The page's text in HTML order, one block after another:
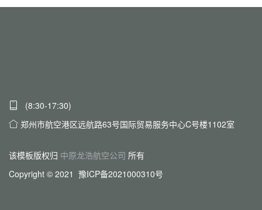
(8:30-17:30)
郑州市航空港区远航路63号国际贸易服务中心C号楼1102室
该模板版权归 中原龙浩航空公司 所有
Copyright © 2021 豫ICP备2021000310号